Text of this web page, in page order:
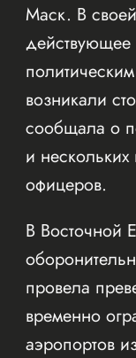
Маск. В
действующее
возникали
сообщала о
и
офицеров.
В Восточной
провела
временно
аэропортов